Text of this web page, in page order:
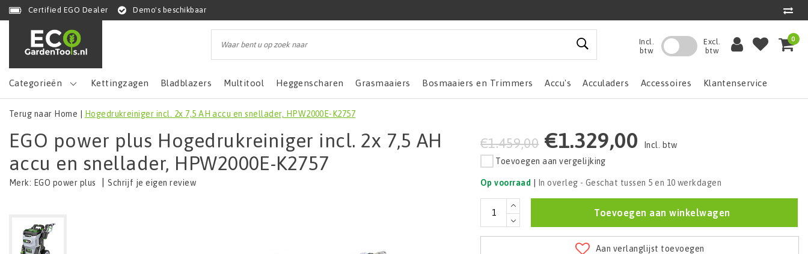
Certified EGO Dealer Demo's beschikbaar
Incl.
btw
Excl.
btw
0
Categorieën Kettingzagen Bladblazers Multitool Heggenscharen Grasmaaiers Bosmaaiers en Trimmers Accu's Acculaders Accessoires Klantenservice
Terug naar Home Hogedrukreiniger incl. 2x 7,5 AH accu en snellader, HPW2000E-K2757
EGO power plus Hogedrukreiniger incl. 2x 7,5 AH
accu en snellader, HPW2000E-K2757
Merk: EGO power plus |Schrijf je eigen review
€1.459,00 €1.329,00
Incl. btw
Toevoegen aan vergelijking
Op voorraad In overleg - Geschat tussen 5 en 10 werkdagen
Toevoegen aan winkelwagen
Aan verlanglijst toevoegen